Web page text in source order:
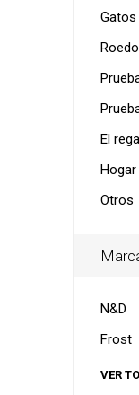
Gatos
El
Hogar
Otros
N&D
Frost
VER